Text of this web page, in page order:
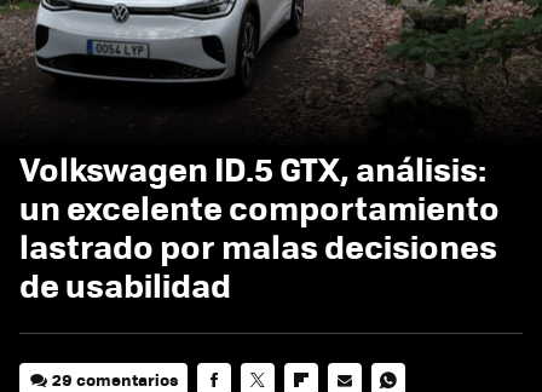
Volkswagen ID.5 GTX, análisis:
un excelente comportamiento
lastrado por malas decisiones
de usabilidad
29 comentarios